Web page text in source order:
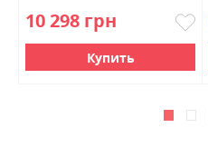
10 298 грн
Купить